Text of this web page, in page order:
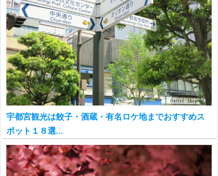
宇都宮観光は餃子・酒蔵・有名ロケ地までおすすめス
ポット１８選...